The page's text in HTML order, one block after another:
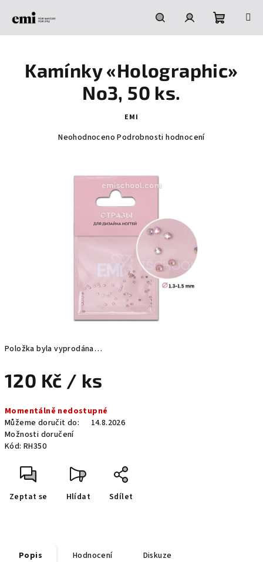
HledatPřihlášeníNákupní
košík
Položka byla vyprodána…
120 Kč / ks
cena:
Momentálně nedostupné
Můžeme doručit do:
14.8.2026
Možnosti doručení
Kód: RH350
Zeptat se Hlídat Sdílet
Kamínky «Holographic»
No3, 50 ks.
EMI
Průměrné
hvězdiček.
Neohodnoceno Podrobnosti hodnocení
Popis Hodnocení Diskuze